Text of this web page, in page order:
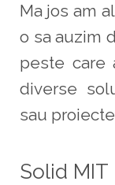
Ma jos am
o sa auzim
peste care
diverse
sau
Solid MIT